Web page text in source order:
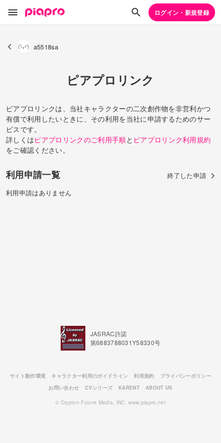
ログイン・新規登録
a5518sa
ピアプロリンク
ピアプロリンクは、当社キャラクターの二次創作物を非営利かつ
有償で利用したいときに、その利用を当社に申請するためのサー
ビスです。
詳しくはピアプロリンクのご利用手順と ピアプロリンク利用規約
をご確認ください。
利用申請一覧
終了した申請
利用申請はありません
JASRAC許諾
第6883788031Y58330号
サイト動作環境 キャラクター利用のガイドライン 利用規約
プライバシーポリシー
お問い合わせ
CVシリーズ KARENT ABOUT US
© Crypton Future Media, INC. www.piapro.net